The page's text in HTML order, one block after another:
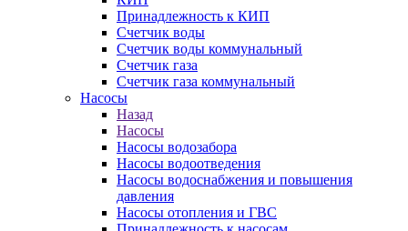
Принадлежность к КИП
Счетчик воды
Счетчик воды коммунальный
Счетчик газа
Счетчик газа коммунальный
Насосы
Назад
Насосы
Насосы водозабора
Насосы водоотведения
Насосы водоснабжения и повышения
давления
Насосы отопления и ГВС